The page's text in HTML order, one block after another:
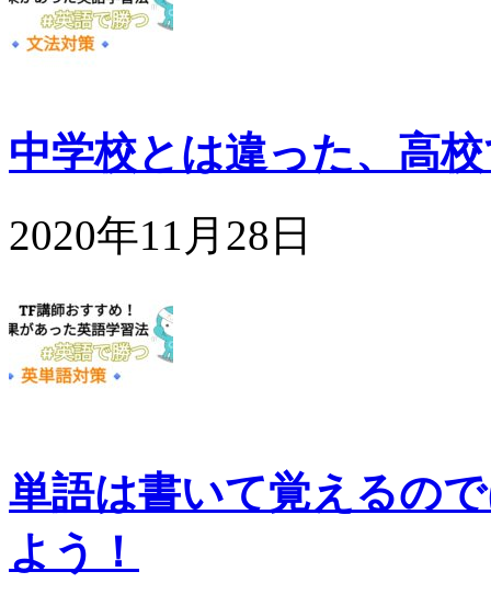
中学校とは違った、高
2020年11月28日
単語は書いて覚えるの
よう！